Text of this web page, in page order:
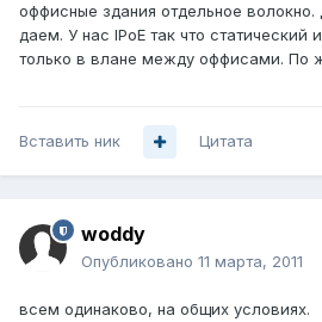
оффисные здания отдельное
даем. У нас IPoE так что статический
только в влане между оффисами. По
Вставить ник Цитата
woddy
Опубликовано 11 марта, 2011
всем одинаково, на общих условиях.